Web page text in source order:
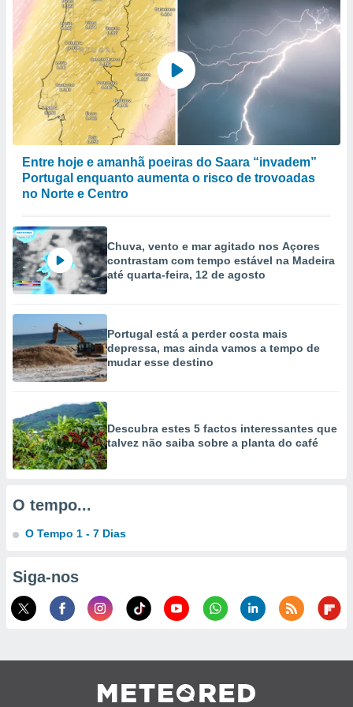
ou opor-
qualquer
em “
na
ou aceder
num
para
utilizar
medir
o
dos
ou
de dados
fontes,
e melhorar
Entre hoje e amanhã poeiras do Saara “invadem”
Portugal enquanto aumenta o risco de trovoadas
no Norte e Centro
Chuva, vento e mar agitado nos Açores
contrastam com tempo estável na Madeira
até quarta-feira, 12 de agosto
Portugal está a perder costa mais
depressa, mas ainda vamos a tempo de
mudar esse destino
Descubra estes 5 factos interessantes que
talvez não saiba sobre a planta do café
O tempo...
O Tempo 1 - 7 Dias
Siga-nos